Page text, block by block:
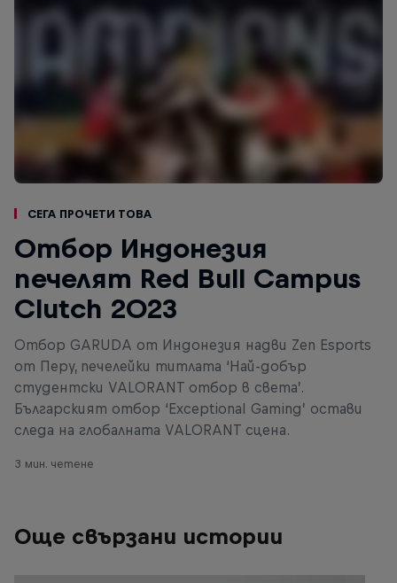
Сега прочети това
Отбор Индонезия
печелят Red Bull Campus
Clutch 2023
Отбор GARUDA от Индонезия надви Zen Esports
от Перу, печелейки титлата ‘Най-добър
студентски VALORANT отбор в света’.
Българският отбор ‘Exceptional Gaming’ остави
следа на глобалната VALORANT сцена.
3 мин. четене
Още свързани истории